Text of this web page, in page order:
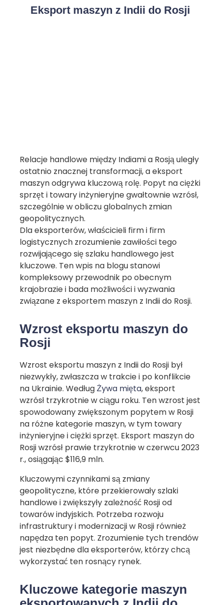
Eksport maszyn z Indii do Rosji
Relacje handlowe między Indiami a Rosją uległy
ostatnio znacznej transformacji, a eksport
maszyn odgrywa kluczową rolę. Popyt na ciężki
sprzęt i towary inżynieryjne gwałtownie wzrósł,
szczególnie w obliczu globalnych zmian
geopolitycznych.
Dla eksporterów, właścicieli firm i firm
logistycznych zrozumienie zawiłości tego
rozwijającego się szlaku handlowego jest
kluczowe. Ten wpis na blogu stanowi
kompleksowy przewodnik po obecnym
krajobrazie i bada możliwości i wyzwania
związane z eksportem maszyn z Indii do Rosji.
Wzrost eksportu maszyn do
Rosji
Wzrost eksportu maszyn z Indii do Rosji był
niezwykły, zwłaszcza w trakcie i po konflikcie
na Ukrainie. WedługŻywa mięta, eksport
wzrósł trzykrotnie w ciągu roku. Ten wzrost jest
spowodowany zwiększonym popytem w Rosji
na różne kategorie maszyn, w tym towary
inżynieryjne i ciężki sprzęt. Eksport maszyn do
Rosji wzrósł prawie trzykrotnie w czerwcu 2023
r., osiągając $116,9 mln.
Kluczowymi czynnikami są zmiany
geopolityczne, które przekierowały szlaki
handlowe i zwiększyły zależność Rosji od
towarów indyjskich. Potrzeba rozwoju
infrastruktury i modernizacji w Rosji również
napędza ten popyt. Zrozumienie tych trendów
jest niezbędne dla eksporterów, którzy chcą
wykorzystać ten rosnący rynek.
Kluczowe kategorie maszyn